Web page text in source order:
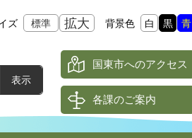
ズ 標準 拡大 背景色 白 黒 青
国東市へのアクセス
各課のご案内